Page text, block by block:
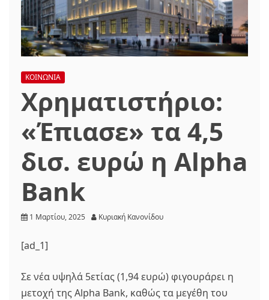
ΚΟΙΝΩΝΙΑ
Χρηματιστήριο:
«Έπιασε» τα 4,5
δισ. ευρώ η Alpha
Bank
1 Μαρτίου, 2025 Κυριακή Κανονίδου
[ad_1]
Σε νέα υψηλά 5ετίας (1,94 ευρώ) φιγουράρει η
μετοχή της Alpha Bank, καθώς τα μεγέθη του